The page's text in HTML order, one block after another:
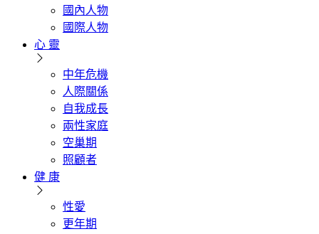
國內人物
國際人物
心 靈
中年危機
人際關係
自我成長
兩性家庭
空巢期
照顧者
健 康
性愛
更年期